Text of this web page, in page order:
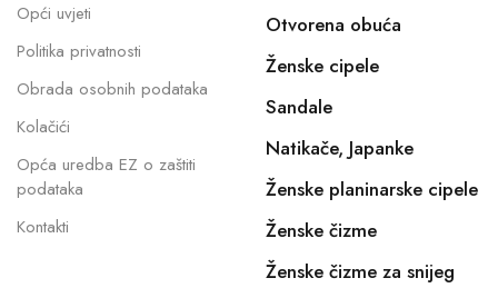
Opći uvjeti
Politika privatnosti
Obrada osobnih podataka
Kolačići
Opća uredba EZ o zaštiti
podataka
Kontakti
Otvorena obuća
Ženske cipele
Sandale
Natikače, Japanke
Ženske planinarske cipele
Ženske čizme
Ženske čizme za snijeg